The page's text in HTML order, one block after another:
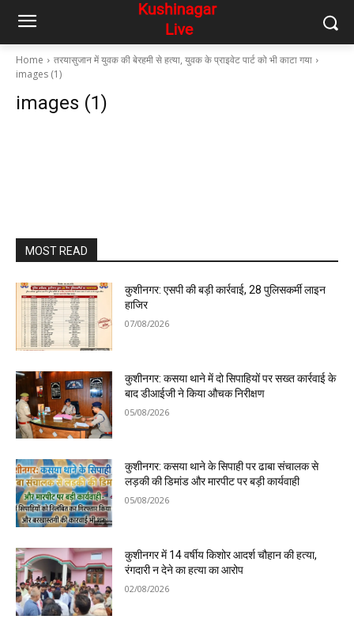
Home
तरयासुजान में युवक की बेरहमी से हत्या, युवक के प्राइवेट पार्ट को भी काटा गया
images (1)
images (1)
MOST READ
कुशीनगर: एसपी की बड़ी कार्रवाई, 28 पुलिसकर्मी लाइन
हाजिर
07/08/2026
कुशीनगर: कसया थाने में दो सिपाहियों पर सख्त कार्रवाई के
बाद डीआईजी ने किया औचक निरीक्षण
05/08/2026
कुशीनगर: कसया थाने के सिपाही पर ढाबा संचालक से
लड़की की डिमांड और मारपीट पर बड़ी कार्यवाही
05/08/2026
कुशीनगर में 14 वर्षीय किशोर आदर्श चौहान की हत्या,
रंगदारी न देने का हत्या का आरोप
02/08/2026